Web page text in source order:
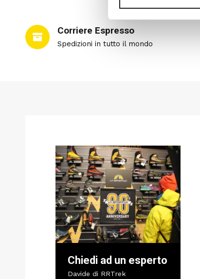
Corriere Espresso
Spedizioni in tutto il mondo
Chiedi ad un esperto
Davide di RRTrek